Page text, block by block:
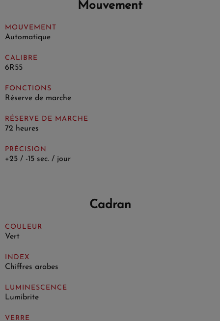
Mouvement
MOUVEMENT
Automatique
CALIBRE
6R55
FONCTIONS
Réserve de marche
RÉSERVE DE MARCHE
72 heures
PRÉCISION
+25 / -15 sec. / jour
Cadran
COULEUR
Vert
INDEX
Chiffres arabes
LUMINESCENCE
Lumibrite
VERRE